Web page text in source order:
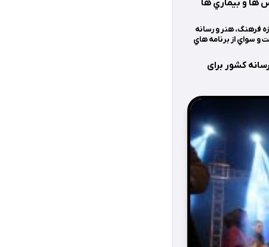
ها و بيماري ها
فرهنگ، هنر و رسانه
و سواي از برنامه هاي
کشور برای